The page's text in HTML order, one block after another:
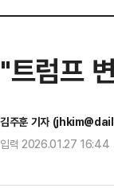
"트럼프
김주훈 기자
입력 2026.01.27